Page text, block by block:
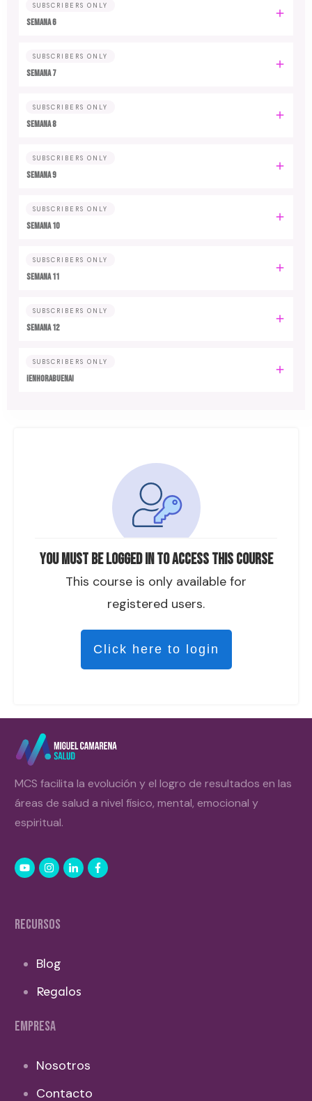
You must be logged in to access this course
This course is only available for
registered users.
Click here to login
SUBSCRIBERS ONLY
Semana 6
SUBSCRIBERS ONLY
Semana 7
SUBSCRIBERS ONLY
Semana 8
SUBSCRIBERS ONLY
Semana 9
SUBSCRIBERS ONLY
Semana 10
SUBSCRIBERS ONLY
Semana 11
SUBSCRIBERS ONLY
Semana 12
SUBSCRIBERS ONLY
¡Enhorabuena!
MCS facilita la evolución y el logro de resultados en las
áreas de salud a nivel físico, mental, emocional y
espiritual.
RECURSOS
Blog
Regalos
EMPRESA
Nosotros
Contacto